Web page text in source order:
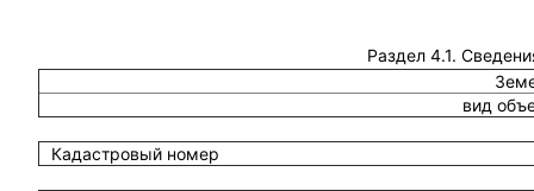
Раздел 4.1.
вид
Кадастровый номер